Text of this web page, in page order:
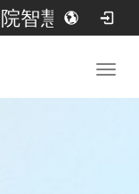
國立虎尾科技大學管理學院智慧創新學程